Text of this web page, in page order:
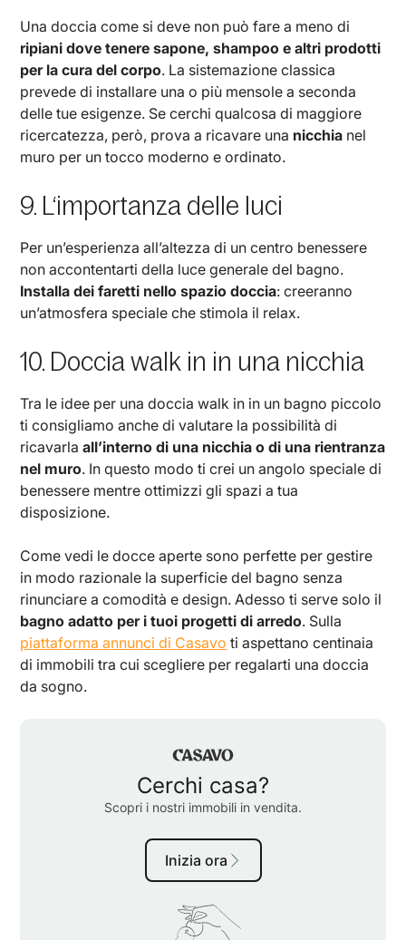
Una doccia come si deve non può fare a meno di
ripiani dove tenere sapone, shampoo e altri prodotti
per la cura del corpo. La sistemazione classica
prevede di installare una o più mensole a seconda
delle tue esigenze. Se cerchi qualcosa di maggiore
ricercatezza, però, prova a ricavare una nicchia nel
muro per un tocco moderno e ordinato.
9. L‘importanza delle luci
Per un’esperienza all’altezza di un centro benessere
non accontentarti della luce generale del bagno.
Installa dei faretti nello spazio doccia: creeranno
un’atmosfera speciale che stimola il relax.
10. Doccia walk in in una nicchia
Tra le idee per una doccia walk in in un bagno piccolo
ti consigliamo anche di valutare la possibilità di
ricavarlaall’interno di una nicchia o di una rientranza
nel muro. In questo modo ti crei un angolo speciale di
benessere mentre ottimizzi gli spazi a tua
disposizione.
Come vedi le docce aperte sono perfette per gestire
in modo razionale la superficie del bagno senza
rinunciare a comodità e design. Adesso ti serve solo il
bagno adatto per i tuoi progetti di arredo. Sulla
piattaforma annunci di Casavo ti aspettano centinaia
di immobili tra cui scegliere per regalarti una doccia
da sogno.